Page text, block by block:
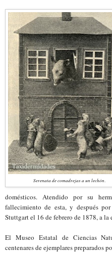
Serenata de comadrejas a un lechón.
domésticos. Atendido por su
fallecimiento de esta, y después
Stuttgart el 16 de febrero de 1878, a la
El Museo Estatal de Ciencias
centenares de ejemplares preparados